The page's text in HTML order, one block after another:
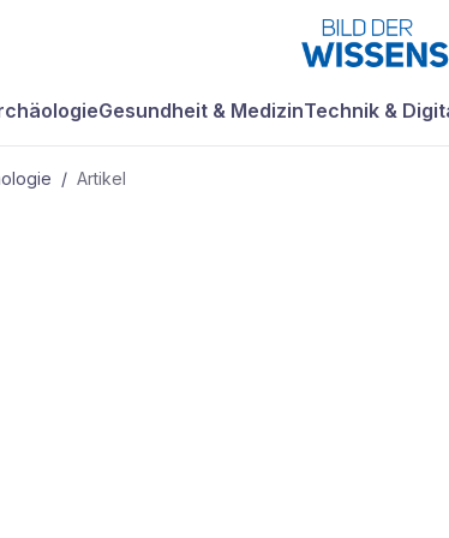
Gesundheit & MedizinTechnik &
/ Artikel